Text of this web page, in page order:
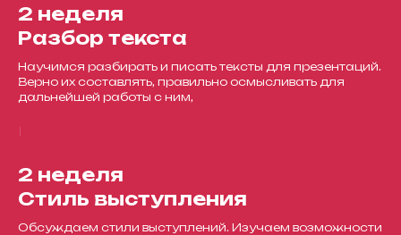
2 неделя
Разбор текста
Научимся разбирать и писать тексты для презентаций.
Верно их составлять, правильно осмысливать для
дальнейшей работы с ним,
2 неделя
Стиль выступления
Обсуждаем стили выступлений. Изучаем возможности